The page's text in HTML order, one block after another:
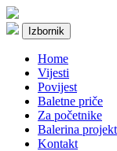
Izbornik
Home
Vijesti
Povijest
Baletne priče
Za početnike
Balerina projekt
Kontakt